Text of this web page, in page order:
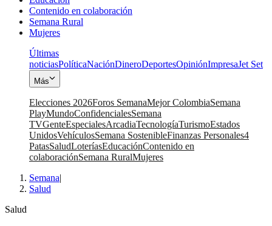
Contenido en colaboración
Semana Rural
Mujeres
Últimas
noticiasPolíticaNaciónDineroDeportesOpiniónImpresaJet Set
Más
Elecciones 2026Foros SemanaMejor ColombiaSemana
PlayMundoConfidencialesSemana
TVGenteEspecialesArcadiaTecnologíaTurismoEstados
UnidosVehículosSemana SostenibleFinanzas Personales4
PatasSaludLoteríasEducaciónContenido en
colaboraciónSemana RuralMujeres
Semana|
Salud
Salud